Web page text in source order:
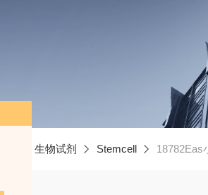
生物试剂 Stemcell 18782Eas